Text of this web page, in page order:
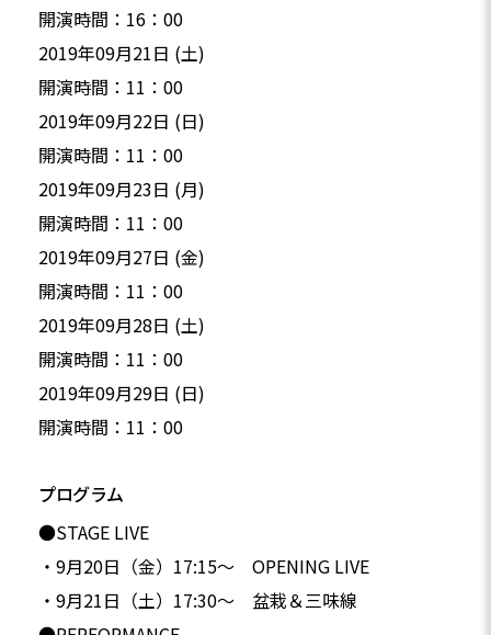
開演時間：16：00
2019年09月21日 (土)
開演時間：11：00
2019年09月22日 (日)
開演時間：11：00
2019年09月23日 (月)
開演時間：11：00
2019年09月27日 (金)
開演時間：11：00
2019年09月28日 (土)
開演時間：11：00
2019年09月29日 (日)
開演時間：11：00
プログラム
●STAGE LIVE
・9月20日（金）17:15～ OPENING LIVE
・9月21日（土）17:30～ 盆栽＆三味線